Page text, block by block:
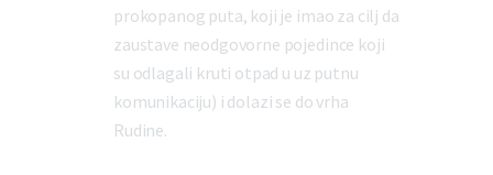
prokopanog puta, koji je imao za cilj da
zaustave neodgovorne pojedince koji
su odlagali kruti otpad u uz putnu
komunikaciju) i dolazi se do vrha
Rudine.